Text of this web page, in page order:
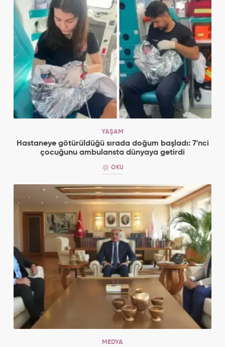
YAŞAM
Hastaneye götürüldüğü sırada doğum başladı: 7'nci
çocuğunu ambulansta dünyaya getirdi
OKU
MEDYA